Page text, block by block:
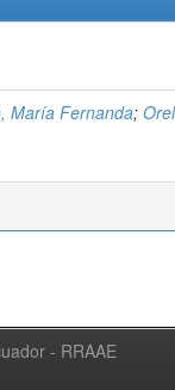
María Fernanda;
- RRAAE